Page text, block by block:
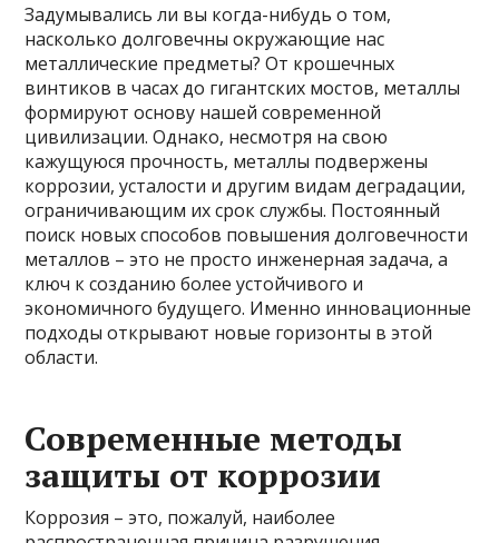
Задумывались ли вы когда-нибудь о том,
насколько долговечны окружающие нас
металлические предметы? От крошечных
винтиков в часах до гигантских мостов, металлы
формируют основу нашей современной
цивилизации. Однако, несмотря на свою
кажущуюся прочность, металлы подвержены
коррозии, усталости и другим видам деградации,
ограничивающим их срок службы. Постоянный
поиск новых способов повышения долговечности
металлов – это не просто инженерная задача, а
ключ к созданию более устойчивого и
экономичного будущего. Именно инновационные
подходы открывают новые горизонты в этой
области.
Современные методы
защиты от коррозии
Коррозия – это, пожалуй, наиболее